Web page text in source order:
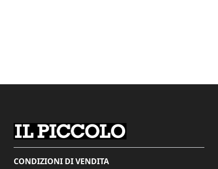
CONDIZIONI DI VENDITA